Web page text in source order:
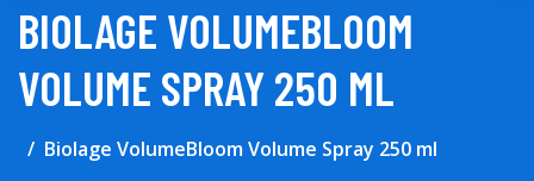
BIOLAGE VOLUMEBLOOM
VOLUME SPRAY 250 ML
Biolage VolumeBloom Volume Spray 250 ml